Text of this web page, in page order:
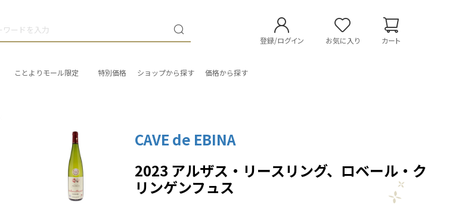
登録/ログイン お気に入り カート
ことよりモール限定 特別価格 ショップから探す 価格から探す
CAVE de EBINA
2023 アルザス・リースリング、ロベール・ク
リンゲンフュス